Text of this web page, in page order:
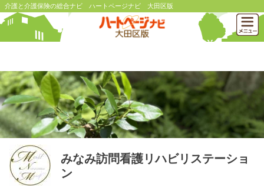
介護と介護保険の総合ナビ ハートページナビ 大田区版
みなみ訪問看護リハビリステーショ
ン